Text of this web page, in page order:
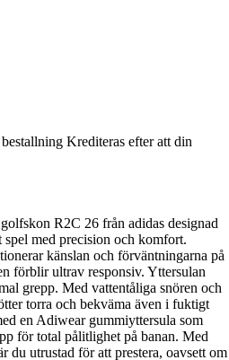
Krediteras efter att din
R2C 26 från adidas designad
med precision och komfort.
känslan och förväntningarna på
förblir ultrav responsiv. Yttersulan
grepp. Med vattentåliga snören och
torra och bekväma även i fuktigt
en Adiwear gummiyttersula som
för total pålitlighet på banan. Med
du utrustad för att prestera, oavsett om